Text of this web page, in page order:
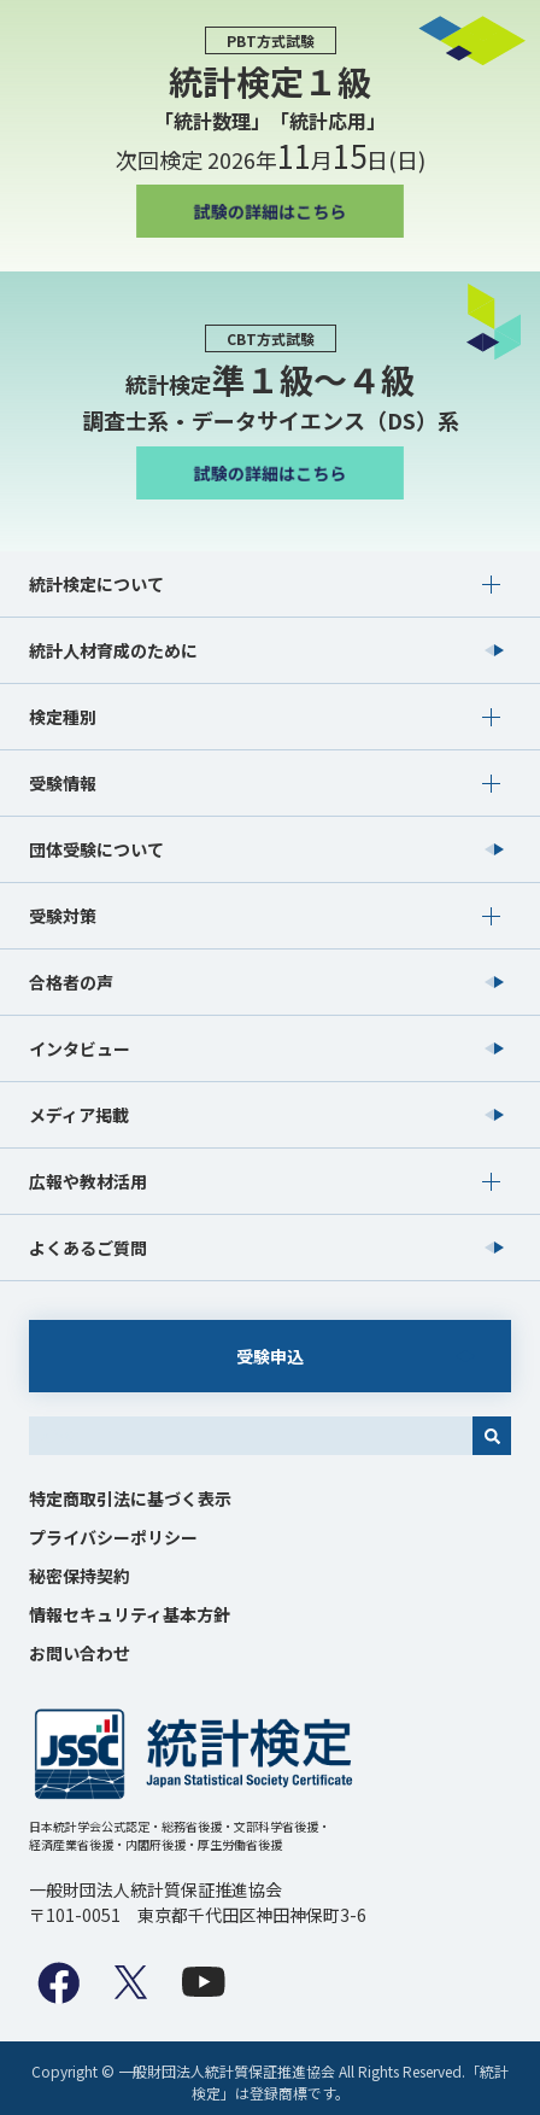
PBT方式試験
統計検定１級
「統計数理」「統計応用」
次回検定 2026年11月15日(日)
CBT方式試験
統計検定準１級〜４級
調査士系・データサイエンス（DS）系
統計検定について
Show submenu for 統計検定について
統計人材育成のために
検定種別
Show submenu for 検定種別
受験情報
Show submenu for 受験情報
団体受験について
受験対策
Show submenu for 受験対策
合格者の声
インタビュー
メディア掲載
広報や教材活用
Show submenu for 広報や教材活用
よくあるご質問
受験申込
特定商取引法に基づく表示
プライバシーポリシー
秘密保持契約
情報セキュリティ基本方針
お問い合わせ
日本統計学会公式認定・総務省後援・文部科学省後援・
経済産業省後援・内閣府後援・厚生労働省後援
一般財団法人統計質保証推進協会
〒101-0051 東京都千代田区神田神保町3-6
Copyright © 一般財団法人統計質保証推進協会 All Rights Reserved.「統計
検定」は登録商標です。